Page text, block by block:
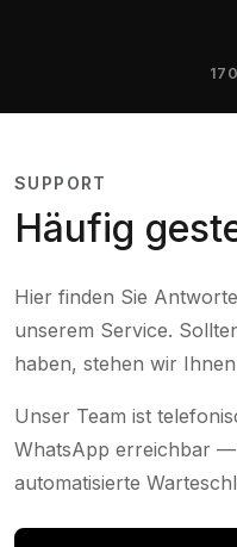
SUPPORT
Häufig
Hier finden Sie
unserem Service.
haben, stehen wir
Unser Team ist
WhatsApp erreichbar
automatisierte